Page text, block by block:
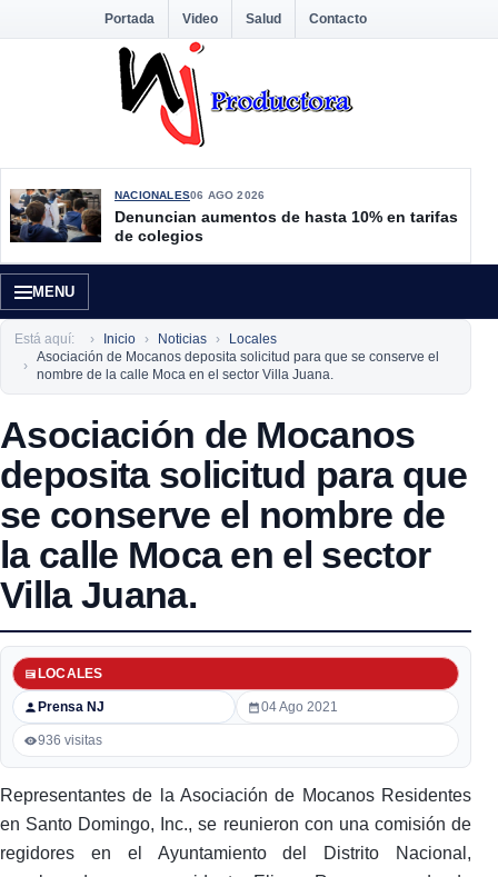
Portada Video Salud Contacto
NACIONALES06 AGO 2026
Denuncian aumentos de hasta 10% en tarifas
de colegios
MENU
Está aquí: Inicio Noticias
Locales
Asociación de Mocanos deposita solicitud para que se conserve el
nombre de la calle Moca en el sector Villa Juana.
Asociación de Mocanos
deposita solicitud para que
se conserve el nombre de
la calle Moca en el sector
Villa Juana.
Prensa NJ
LOCALES
04 Ago 2021
936 visitas
Representantes de la Asociación de Mocanos Residentes
en Santo Domingo, Inc., se reunieron con una comisión de
regidores en el Ayuntamiento del Distrito Nacional,